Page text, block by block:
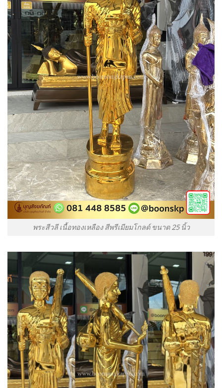
พระสีวลี เนื้อทองเหลือง สีพรีเมียมโกลด์ ขนาด 25 นิ้ว